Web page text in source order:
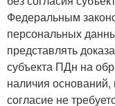
Федеральным
персональных
представлять
субъекта ПДн на
наличия оснований,
согласие не